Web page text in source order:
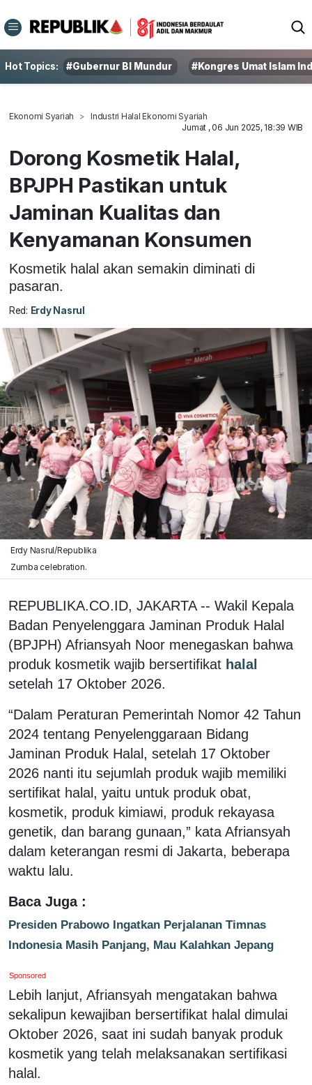
Hot Topics: #Gubernur BI Mundur #Kongres Umat Islam
Ekonomi Syariah
Industri Halal Ekonomi Syariah
Jumat , 06 Jun 2025, 18:39 WIB
Dorong Kosmetik Halal,
BPJPH Pastikan untuk
Jaminan Kualitas dan
Kenyamanan Konsumen
Kosmetik halal akan semakin diminati di
pasaran.
Red: Erdy Nasrul
Erdy Nasrul/Republika
Zumba celebration.
REPUBLIKA.CO.ID, JAKARTA -- Wakil Kepala
Badan Penyelenggara Jaminan Produk Halal
(BPJPH) Afriansyah Noor menegaskan bahwa
produk kosmetik wajib bersertifikat halal
setelah 17 Oktober 2026.
“Dalam Peraturan Pemerintah Nomor 42 Tahun
2024 tentang Penyelenggaraan Bidang
Jaminan Produk Halal, setelah 17 Oktober
2026 nanti itu sejumlah produk wajib memiliki
sertifikat halal, yaitu untuk produk obat,
kosmetik, produk kimiawi, produk rekayasa
genetik, dan barang gunaan,” kata Afriansyah
dalam keterangan resmi di Jakarta, beberapa
waktu lalu.
Baca Juga :
Presiden Prabowo Ingatkan Perjalanan Timnas
Indonesia Masih Panjang, Mau Kalahkan Jepang
Sponsored
Lebih lanjut, Afriansyah mengatakan bahwa
sekalipun kewajiban bersertifikat halal dimulai
Oktober 2026, saat ini sudah banyak produk
kosmetik yang telah melaksanakan sertifikasi
halal.